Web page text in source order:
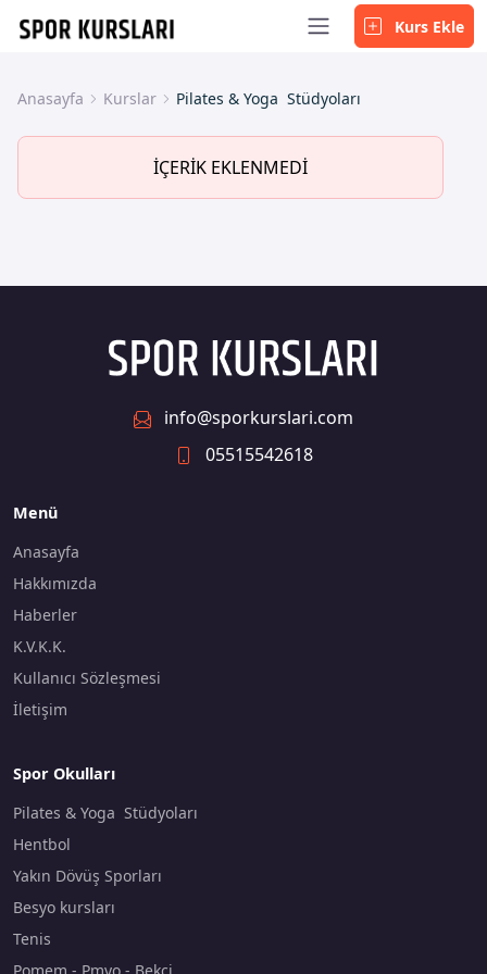
Kurs Ekle
Anasayfa Kurslar Pilates & Yoga Stüdyoları
İÇERİK EKLENMEDİ
info@sporkurslari.com
05515542618
Menü
Anasayfa
Hakkımızda
Haberler
K.V.K.K.
Kullanıcı Sözleşmesi
İletişim
Spor Okulları
Pilates & Yoga Stüdyoları
Hentbol
Yakın Dövüş Sporları
Besyo kursları
Tenis